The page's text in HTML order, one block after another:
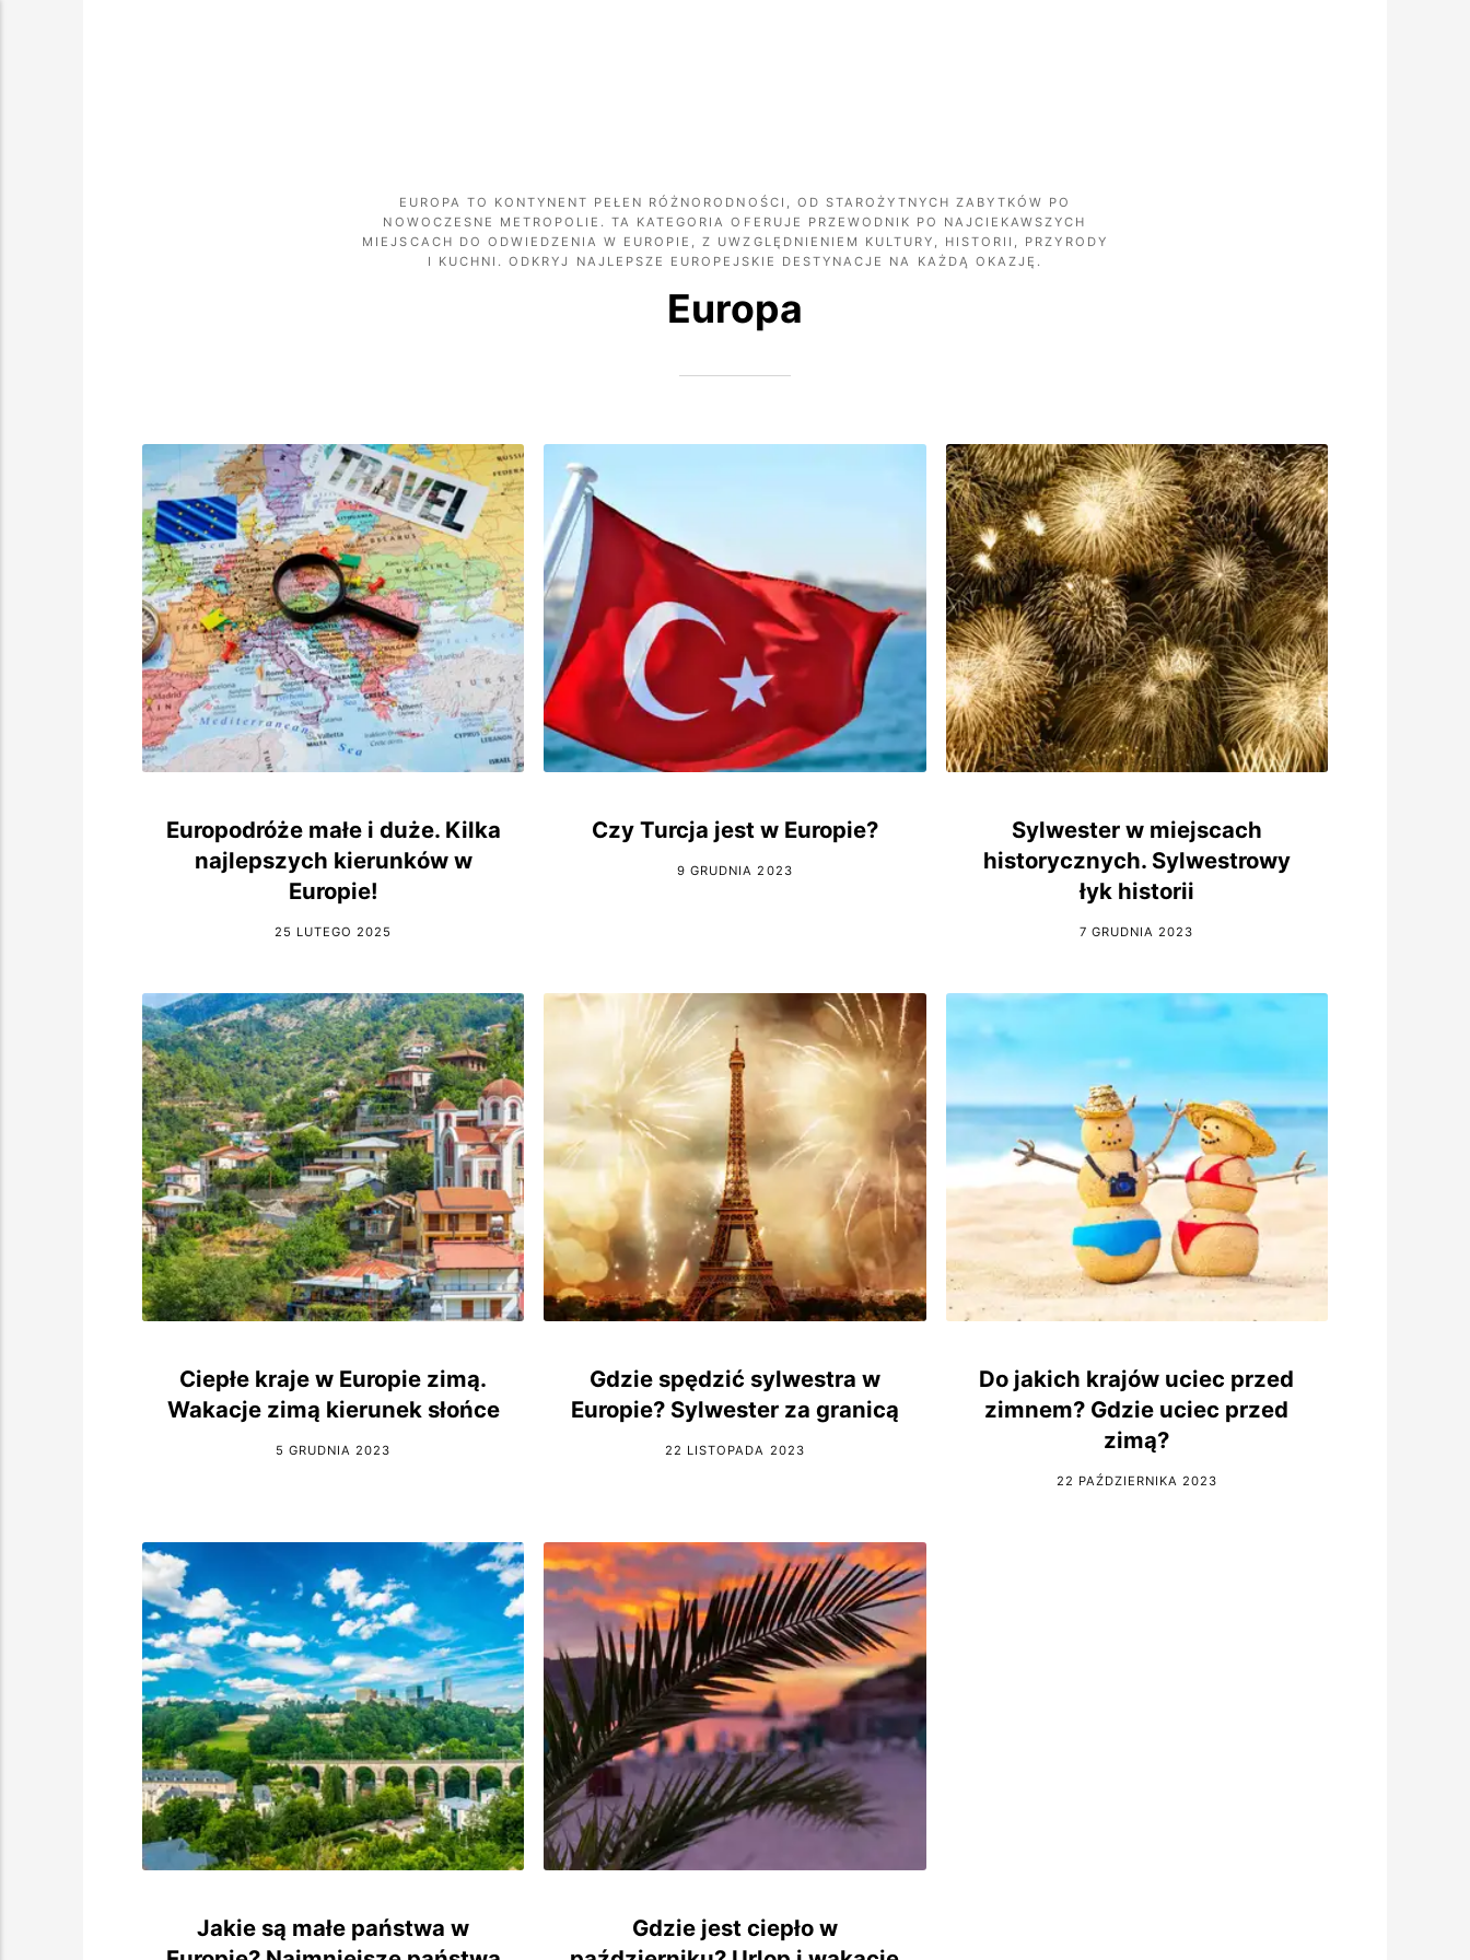
EUROPA TO KONTYNENT PEŁEN RÓŻNORODNOŚCI, OD STAROŻYTNYCH ZABYTKÓW PO
NOWOCZESNE METROPOLIE. TA KATEGORIA OFERUJE PRZEWODNIK PO NAJCIEKAWSZYCH
MIEJSCACH DO ODWIEDZENIA W EUROPIE, Z UWZGLĘDNIENIEM KULTURY, HISTORII, PRZYRODY
I KUCHNI. ODKRYJ NAJLEPSZE EUROPEJSKIE DESTYNACJE NA KAŻDĄ OKAZJĘ.
Europa
Europodróże małe i duże. Kilka
najlepszych kierunków w
Europie!
25 LUTEGO 2025
Czy Turcja jest w Europie?
9 GRUDNIA 2023
Sylwester w miejscach
historycznych. Sylwestrowy
łyk historii
7 GRUDNIA 2023
Ciepłe kraje w Europie zimą.
Wakacje zimą kierunek słońce
5 GRUDNIA 2023
Gdzie spędzić sylwestra w
Europie? Sylwester za granicą
22 LISTOPADA 2023
Do jakich krajów uciec przed
zimnem? Gdzie uciec przed
zimą?
22 PAŹDZIERNIKA 2023
Jakie są małe państwa w
Gdzie jest ciepło w